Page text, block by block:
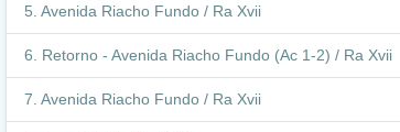
Avenida Riacho Fundo / Ra Xvii
Retorno - Avenida Riacho Fundo (Ac 1-2) / Ra Xvii
Avenida Riacho Fundo / Ra Xvii